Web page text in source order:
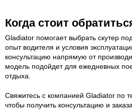
Когда стоит
Gladiator помогает выбрать скутер
опыт водителя и условия
консультацию напрямую от
модель подойдет для ежедневных
отдыха.
Свяжитесь с компанией Gladiator по
чтобы получить консультацию и